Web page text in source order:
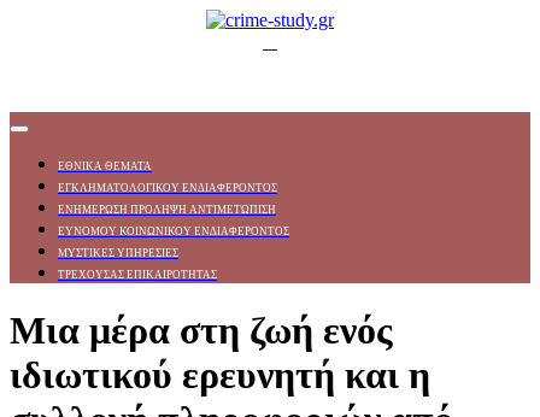
ΕΘΝΙΚΑ ΘΕΜΑΤΑ
ΕΓΚΛΗΜΑΤΟΛΟΓΙΚΟΥ ΕΝΔΙΑΦΕΡΟΝΤΟΣ
ΕΝΗΜΕΡΩΣΗ ΠΡΟΛΗΨΗ ΑΝΤΙΜΕΤΩΠΙΣΗ
ΕΥΝΟΜΟΥ ΚΟΙΝΩΝΙΚΟΥ ΕΝΔΙΑΦΕΡΟΝΤΟΣ
ΜΥΣΤΙΚΕΣ ΥΠΗΡΕΣΙΕΣ
ΤΡΕΧΟΥΣΑΣ ΕΠΙΚΑΙΡΟΤΗΤΑΣ
Μια μέρα στη ζωή ενός
ιδιωτικού ερευνητή και η